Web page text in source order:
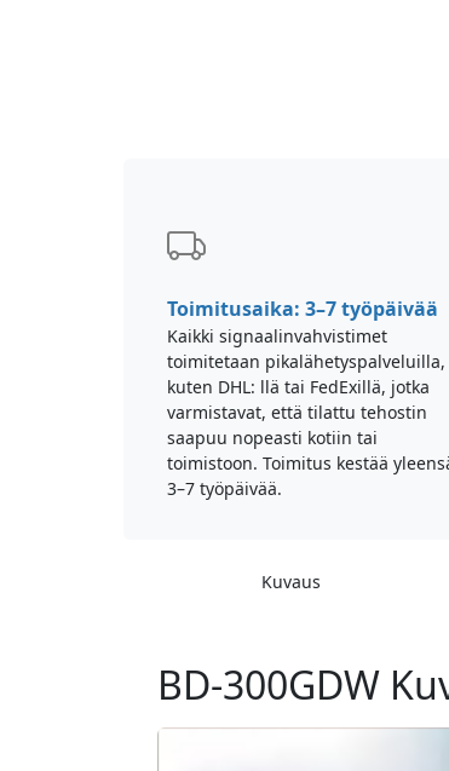
Toimitusaika: 3–7 työpäivää
Kaikki signaalinvahvistimet
toimitetaan pikalähetyspalveluilla,
kuten DHL: llä tai FedExillä, jotka
varmistavat, että tilattu tehostin
saapuu nopeasti kotiin tai
toimistoon. Toimitus kestää
3–7 työpäivää.
Kuvaus
BD-300GDW